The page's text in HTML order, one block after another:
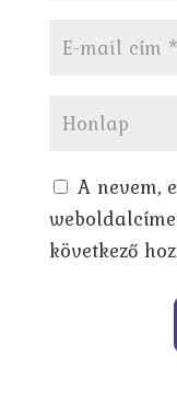
A nevem,
következő